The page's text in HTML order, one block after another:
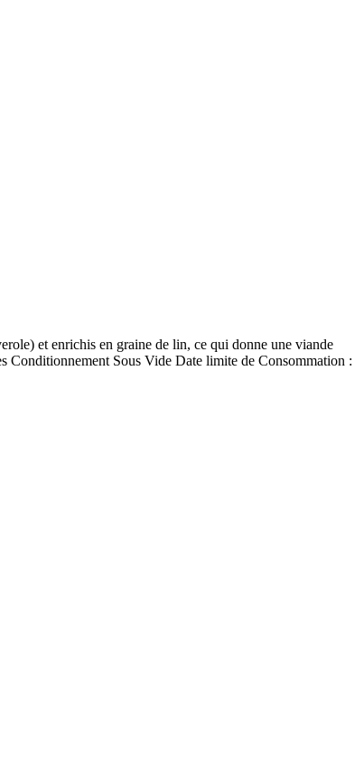
et enrichis en graine de lin, ce qui donne une viande
Conditionnement Sous Vide Date limite de Consommation :